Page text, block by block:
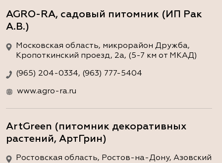
AGRO-RA, садовый питомник (ИП Рак
А.В.)
Московская область, микрорайон Дружба,
Кропоткинский проезд, 2а, (5-7 км от МКАД)
(965) 204-0334, (963) 777-5404
www.agro-ra.ru
ArtGreen (питомник декоративных
растений, АртГрин)
Ростовская область, Ростов-на-Дону, Азовский